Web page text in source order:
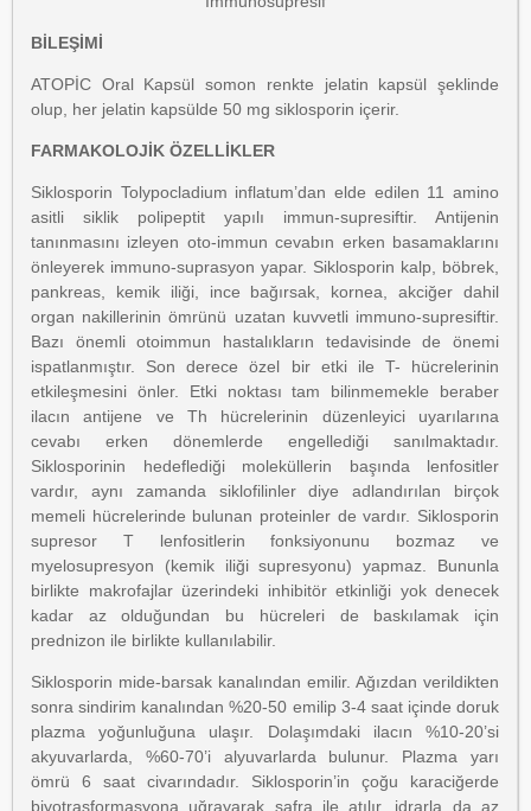
BİLEŞİMİ
ATOPİC Oral Kapsül somon renkte jelatin kapsül şeklinde
olup, her jelatin kapsülde 50 mg siklosporin içerir.
FARMAKOLOJİK ÖZELLİKLER
Siklosporin Tolypocladium inflatum’dan elde edilen 11 amino
asitli siklik polipeptit yapılı immun-supresiftir. Antijenin
tanınmasını izleyen oto-immun cevabın erken basamaklarını
önleyerek immuno-suprasyon yapar. Siklosporin kalp, böbrek,
pankreas, kemik iliği, ince bağırsak, kornea, akciğer dahil
organ nakillerinin ömrünü uzatan kuvvetli immuno-supresiftir.
Bazı önemli otoimmun hastalıkların tedavisinde de önemi
ispatlanmıştır. Son derece özel bir etki ile T- hücrelerinin
etkileşmesini önler. Etki noktası tam bilinmemekle beraber
ilacın antijene ve Th hücrelerinin düzenleyici uyarılarına
cevabı erken dönemlerde engellediği sanılmaktadır.
Siklosporinin hedeflediği moleküllerin başında lenfositler
vardır, aynı zamanda siklofilinler diye adlandırılan birçok
memeli hücrelerinde bulunan proteinler de vardır. Siklosporin
supresor T lenfositlerin fonksiyonunu bozmaz ve
myelosupresyon (kemik iliği supresyonu) yapmaz. Bununla
birlikte makrofajlar üzerindeki inhibitör etkinliği yok denecek
kadar az olduğundan bu hücreleri de baskılamak için
prednizon ile birlikte kullanılabilir.
Siklosporin mide-barsak kanalından emilir. Ağızdan verildikten
sonra sindirim kanalından %20-50 emilip 3-4 saat içinde doruk
plazma yoğunluğuna ulaşır. Dolaşımdaki ilacın %10-20’si
akyuvarlarda, %60-70’i alyuvarlarda bulunur. Plazma yarı
ömrü 6 saat civarındadır. Siklosporin’in çoğu karaciğerde
biyotrasformasyona uğrayarak safra ile atılır, idrarla da az